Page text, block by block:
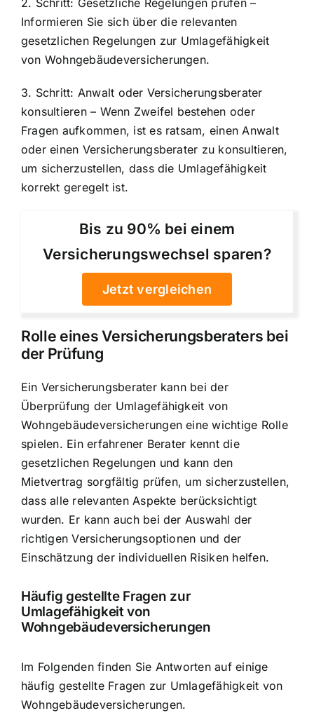
2. Schritt: Gesetzliche Regelungen prüfen –
Informieren Sie sich über die relevanten
gesetzlichen Regelungen zur Umlagefähigkeit
von Wohngebäudeversicherungen.
3. Schritt: Anwalt oder Versicherungsberater
konsultieren – Wenn Zweifel bestehen oder
Fragen aufkommen, ist es ratsam, einen Anwalt
oder einen Versicherungsberater zu konsultieren,
um sicherzustellen, dass die Umlagefähigkeit
korrekt geregelt ist.
Bis zu 90% bei einem
Versicherungswechsel sparen?
Jetzt vergleichen
Rolle eines Versicherungsberaters bei
der Prüfung
Ein Versicherungsberater kann bei der
Überprüfung der Umlagefähigkeit von
Wohngebäudeversicherungen eine wichtige Rolle
spielen. Ein erfahrener Berater kennt die
gesetzlichen Regelungen und kann den
Mietvertrag sorgfältig prüfen, um sicherzustellen,
dass alle relevanten Aspekte berücksichtigt
wurden. Er kann auch bei der Auswahl der
richtigen Versicherungsoptionen und der
Einschätzung der individuellen Risiken helfen.
Häufig gestellte Fragen zur
Umlagefähigkeit von
Wohngebäudeversicherungen
Im Folgenden finden Sie Antworten auf einige
häufig gestellte Fragen zur Umlagefähigkeit von
Wohngebäudeversicherungen.